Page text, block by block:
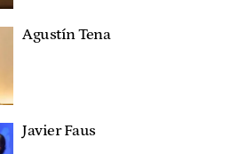
Agustín Tena
Javier Faus